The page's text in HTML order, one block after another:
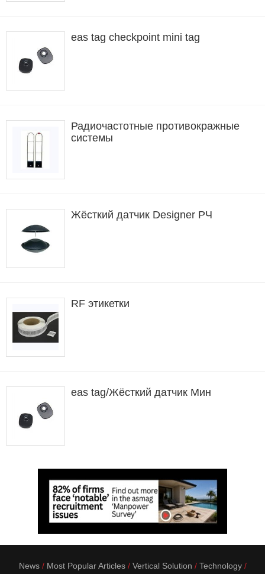
eas tag checkpoint mini tag
Радиочастотные противокражные
системы
Жёсткий датчик Designer РЧ
RF этикетки
eas tag/Жёсткий датчик Мин
News Most Popular Articles Vertical Solution
Technology